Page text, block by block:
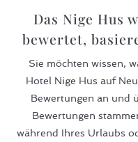
Das Nige Hus
bewertet,
Sie möchten wissen,
Hotel Nige Hus auf
Bewertungen an und
Bewertungen
während Ihres Urlaubs